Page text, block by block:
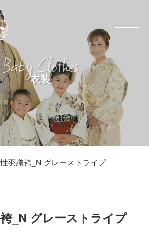
Baby Clothes
衣装
羽織袴_N グレーストライプ
_N グレーストライプ